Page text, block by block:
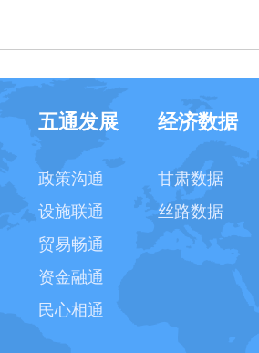
五通发展
政策沟通
设施联通
贸易畅通
资金融通
民心相通
经济数据
甘肃数据
丝路数据